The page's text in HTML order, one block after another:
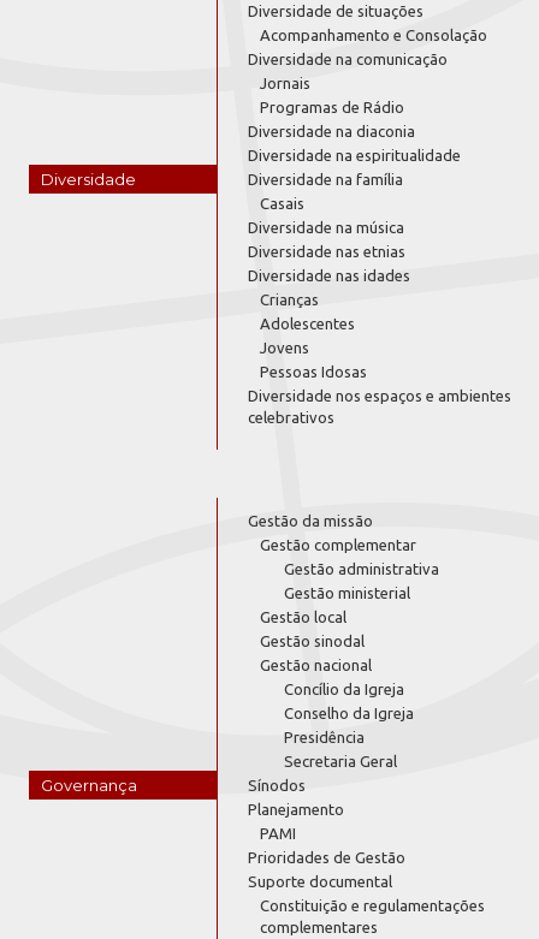
Diversidade
Diversidade de situações
Acompanhamento e Consolação
Diversidade na comunicação
Jornais
Programas de Rádio
Diversidade na diaconia
Diversidade na espiritualidade
Diversidade na família
Casais
Diversidade na música
Diversidade nas etnias
Diversidade nas idades
Crianças
Adolescentes
Jovens
Pessoas Idosas
Diversidade nos espaços e ambientes
celebrativos
Governança
Gestão da missão
Gestão complementar
Gestão administrativa
Gestão ministerial
Gestão local
Gestão sinodal
Gestão nacional
Concílio da Igreja
Conselho da Igreja
Presidência
Secretaria Geral
Sínodos
Planejamento
PAMI
Prioridades de Gestão
Suporte documental
Constituição e regulamentações
complementares